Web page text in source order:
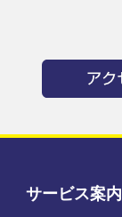
サービス案内